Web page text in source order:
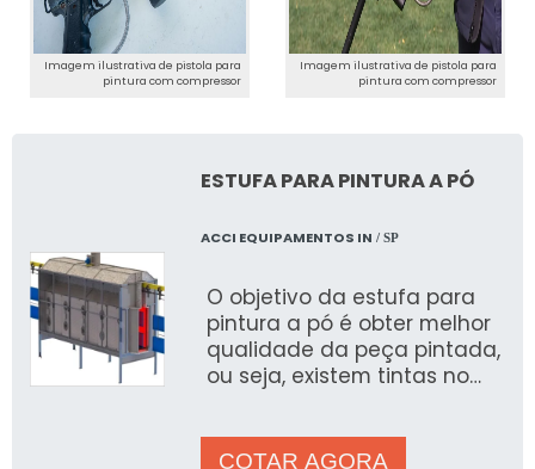
Imagem ilustrativa de pistola para
pintura com compressor
Imagem ilustrativa de pistola para
pintura com compressor
ESTUFA PARA PINTURA A PÓ
ACCI EQUIPAMENTOS IN / SP
O objetivo da estufa para
pintura a pó é obter melhor
qualidade da peça pintada,
ou seja, existem tintas no
COTAR AGORA